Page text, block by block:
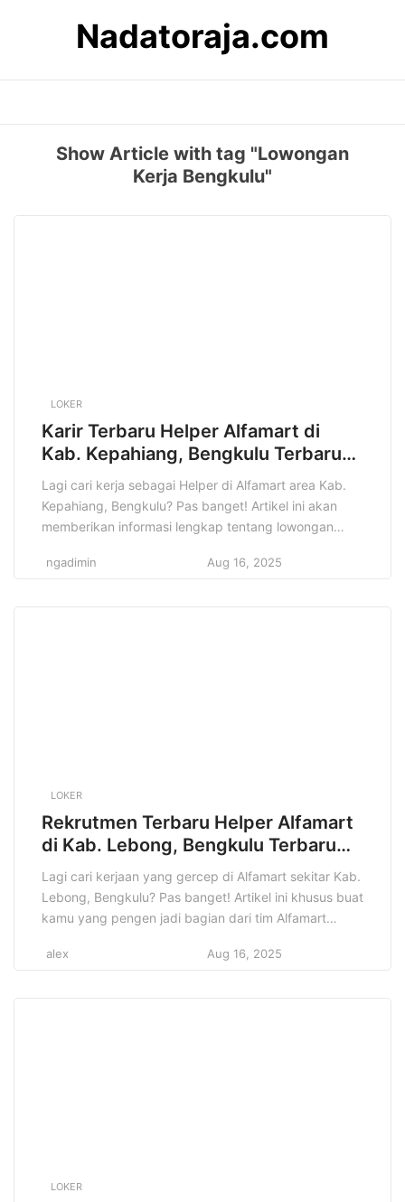
Nadatoraja.com
Show Article with tag "Lowongan
Kerja Bengkulu"
LOKER
Karir Terbaru Helper Alfamart di
Kab. Kepahiang, Bengkulu Terbaru
Tahun 2025
Lagi cari kerja sebagai Helper di Alfamart area Kab.
Kepahiang, Bengkulu? Pas banget! Artikel ini akan
memberikan informasi lengkap tentang lowongan
cari. Jangan lewatkan kesempatan emas ini! Informasi
ngadimin Aug 16, 2025
LOKER
Rekrutmen Terbaru Helper Alfamart
di Kab. Lebong, Bengkulu Terbaru
Tahun 2025
Lagi cari kerjaan yang gercep di Alfamart sekitar Kab.
Lebong, Bengkulu? Pas banget! Artikel ini khusus buat
kamu yang pengen jadi bagian dari tim Alfamart
semangat tinggi? Informasi lowongan Helper Alfamart
alex Aug 16, 2025
LOKER